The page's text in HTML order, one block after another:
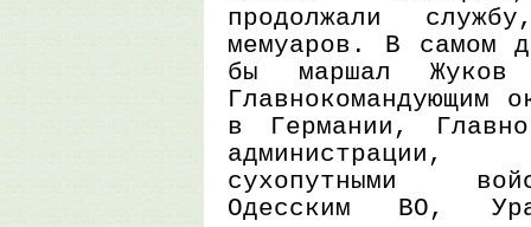
продолжали
мемуаров. В самом
бы маршал Жуков
Главнокомандующим
в Германии,
администрации,
сухопутными
Одесским ВО,